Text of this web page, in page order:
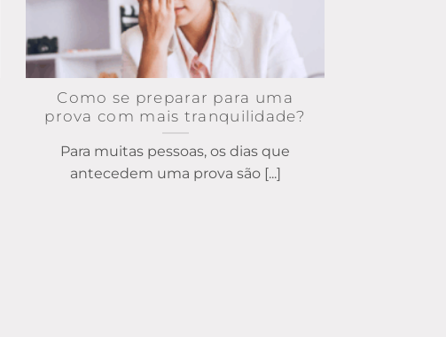
Como se preparar para uma
prova com mais tranquilidade?
Para muitas pessoas, os dias que
antecedem uma prova são [...]